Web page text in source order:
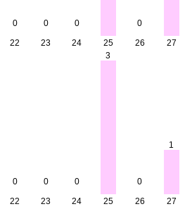
0
22
0
23
0
24
25
0
26
27
0
22
0
23
0
24
3
25
0
26
1
27